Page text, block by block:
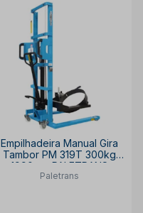
Empilhadeira Manual Gira
Tambor PM 319T 300kg
1990mm PALETRANS
Paletrans